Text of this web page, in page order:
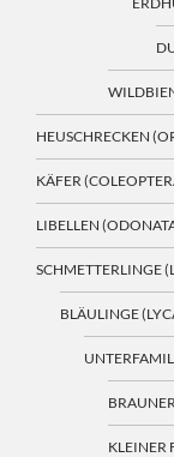
HEUSCHRECKEN
KÄFER
LIBELLEN
SCHMETTERLINGE
BLÄULINGE
KLEINER